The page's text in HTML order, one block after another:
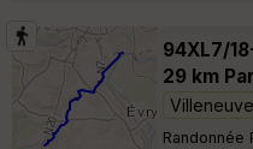
94XL7/
29 km
Randonnée